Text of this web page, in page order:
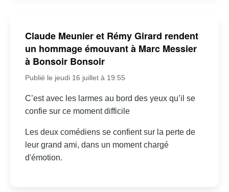
Claude Meunier et Rémy Girard rendent
un hommage émouvant à Marc Messier
à Bonsoir Bonsoir
Publié le jeudi 16 juillet à 19:55
C’est avec les larmes au bord des yeux qu’il se
confie sur ce moment difficile
Les deux comédiens se confient sur la perte de
leur grand ami, dans un moment chargé
d'émotion.